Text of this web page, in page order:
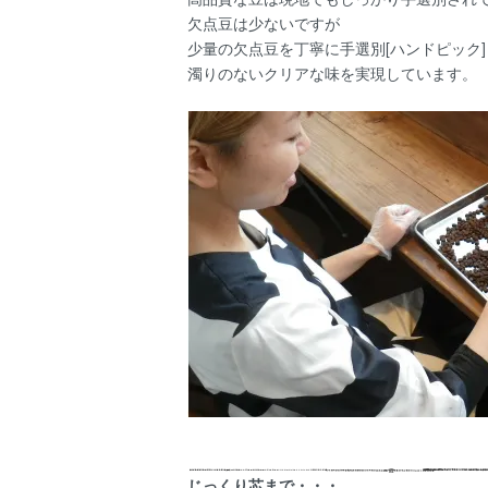
欠点豆は少ないですが
少量の欠点豆を丁寧に手選別[ハンドピック
濁りのないクリアな味を実現しています。